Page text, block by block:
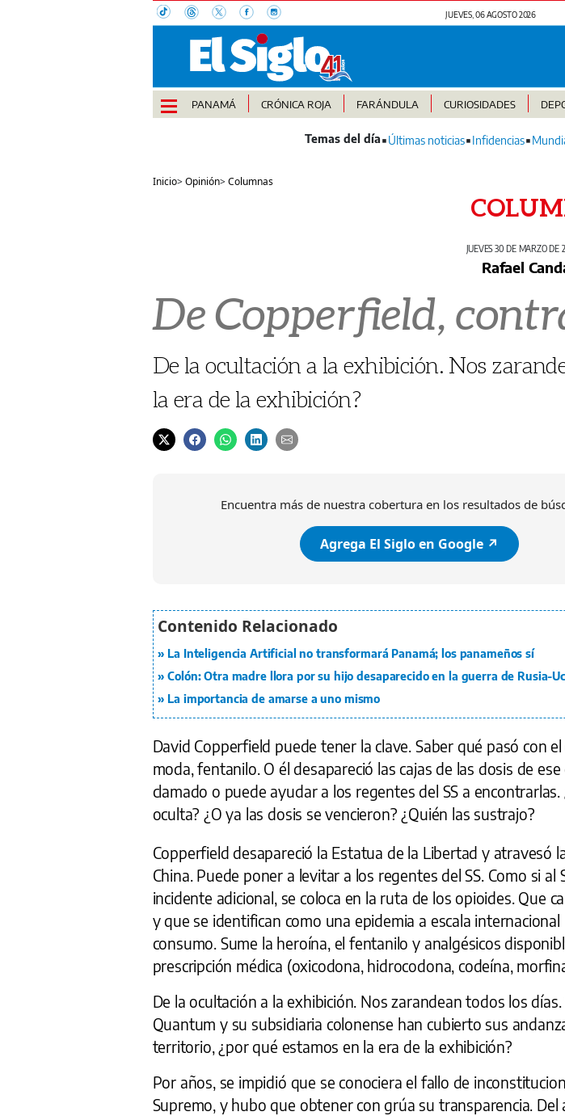
JUEVES, 06 AGOSTO 2026
PANAMÁ CRÓNICA ROJA FARÁNDULA CURIOSIDADES
Últimas noticias Infidencias
Inicio>Opinión>Columnas
JUEVES 30 DE MARZO DE
Rafael
De Copperfield,
De la ocultación a la exhibición. Nos
la era de la exhibición?
Encuentra más de nuestra cobertura en los resultados de
Agrega El Siglo en Google ↗️
La Inteligencia Artificial no transformará Panamá; los panameños sí
Colón: Otra madre llora por su hijo desaparecido en la guerra de Rusia-
La importancia de amarse a uno mismo
David Copperfield puede tener la clave. Saber qué pasó con
moda, fentanilo. O él desapareció las cajas de las dosis de
clamado o puede ayudar a los regentes del SS a encontrarlas.
oculta? ¿O ya las dosis se vencieron? ¿Quién las sustrajo?
Copperfield desapareció la Estatua de la Libertad y atravesó
China. Puede poner a levitar a los regentes del SS. Como si al
incidente adicional, se coloca en la ruta de los opioides. Que
y que se identifican como una epidemia a escala
consumo. Sume la heroína, el fentanilo y analgésicos
prescripción médica (oxicodona, hidrocodona, codeína,
De la ocultación a la exhibición. Nos zarandean todos los días.
Quantum y su subsidiaria colonense han cubierto sus
territorio, ¿por qué estamos en la era de la exhibición?
Por años, se impidió que se conociera el fallo de
Supremo, y hubo que obtener con grúa su transparencia. Del